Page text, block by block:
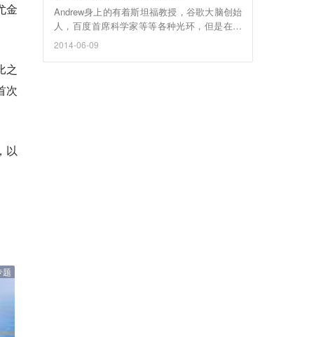
金
之
次
以
题
Andrew身上的有着斯坦福教授，谷歌大脑创始
人，百度首席科学家等等各种光环，但是在光
环的背后，我看到是其实是一个亲切，谦逊，
2014-06-09